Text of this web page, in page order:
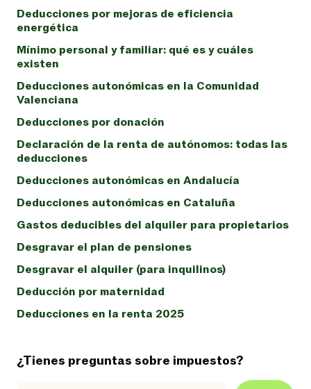
Deducciones por mejoras de eficiencia
energética
Mínimo personal y familiar: qué es y cuáles
existen
Deducciones autonómicas en la Comunidad
Valenciana
Deducciones por donación
Declaración de la renta de autónomos: todas las
deducciones
Deducciones autonómicas en Andalucía
Deducciones autonómicas en Cataluña
Gastos deducibles del alquiler para propietarios
Desgravar el plan de pensiones
Desgravar el alquiler (para inquilinos)
Deducción por maternidad
Deducciones en la renta 2025
¿Tienes preguntas sobre impuestos?